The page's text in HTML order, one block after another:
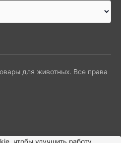
для животных. Все права